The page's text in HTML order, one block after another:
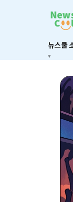
뉴스쿨